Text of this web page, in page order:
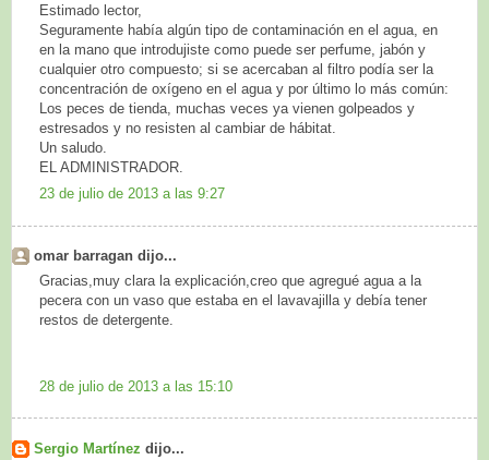
Estimado lector,
Seguramente había algún tipo de contaminación en el agua, en
en la mano que introdujiste como puede ser perfume, jabón y
cualquier otro compuesto; si se acercaban al filtro podía ser la
concentración de oxígeno en el agua y por último lo más común:
Los peces de tienda, muchas veces ya vienen golpeados y
estresados y no resisten al cambiar de hábitat.
Un saludo.
EL ADMINISTRADOR.
23 de julio de 2013 a las 9:27
omar barragan dijo...
Gracias,muy clara la explicación,creo que agregué agua a la
pecera con un vaso que estaba en el lavavajilla y debía tener
restos de detergente.
28 de julio de 2013 a las 15:10
Sergio Martínez dijo...